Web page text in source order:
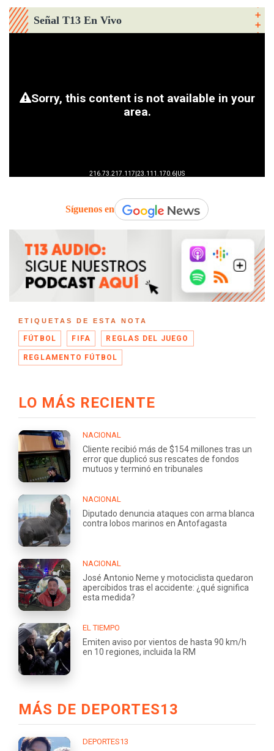
Señal T13 En Vivo
Síguenos en
ETIQUETAS DE ESTA NOTA
FÚTBOL FIFA REGLAS DEL JUEGO
REGLAMENTO FÚTBOL
LO MÁS RECIENTE
NACIONAL
Cliente recibió más de $154 millones tras un
error que duplicó sus rescates de fondos
mutuos y terminó en tribunales
NACIONAL
Diputado denuncia ataques con arma blanca
contra lobos marinos en Antofagasta
NACIONAL
José Antonio Neme y motociclista quedaron
apercibidos tras el accidente: ¿qué significa
esta medida?
EL TIEMPO
Emiten aviso por vientos de hasta 90 km/h
en 10 regiones, incluida la RM
MÁS DE DEPORTES13
DEPORTES13